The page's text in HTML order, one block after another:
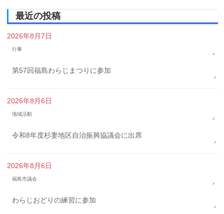
最近の投稿
2026年8月7日
行事
第57回福島わらじまつりに参加
2026年8月6日
地域活動
令和8年度杉妻地区自治振興協議会に出席
2026年8月6日
福島市議会
わらじおどりの練習に参加